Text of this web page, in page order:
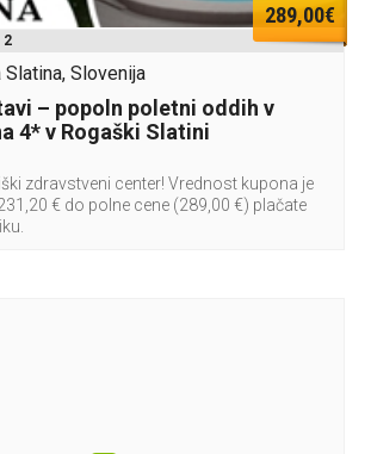
289,00€
2
Slatina, Slovenija
– popoln poletni oddih v
4* v Rogaški Slatini
zdravstveni center! Vrednost kupona je
€ do polne cene (289,00 €) plačate